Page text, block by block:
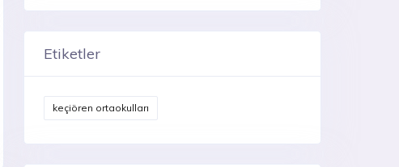
Etiketler
keçiören ortaokulları